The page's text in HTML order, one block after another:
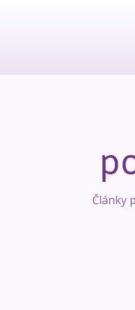
Články